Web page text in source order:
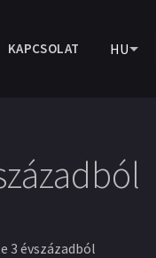
KAPCSOLAT HU
3 évszázadból